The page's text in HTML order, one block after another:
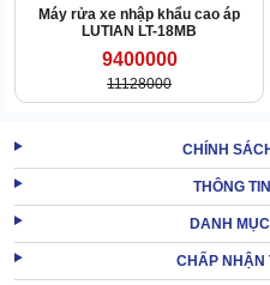
Máy rửa xe nhập khẩu cao áp
LUTIAN LT-18MB
9400000
11128000
CHÍNH
THÔNG
DANH
CHẤP NHẬN